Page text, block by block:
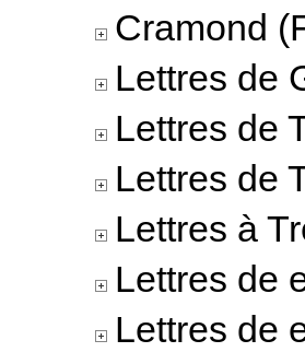
Cramond
Lettres de
Lettres de
Lettres de
Lettres à
Lettres de
Lettres de